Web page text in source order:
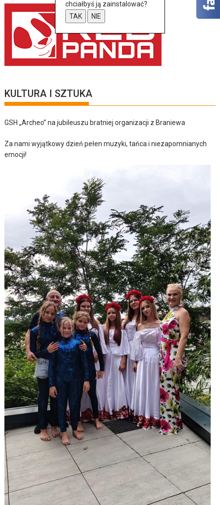
KULTURA I SZTUKA
GSH „Archeo” na jubileuszu bratniej organizacji z Braniewa
Za nami wyjątkowy dzień pełen muzyki, tańca i niezapomnianych
emocji!
chciałbyś ją zainstalować?
TAK
NIE